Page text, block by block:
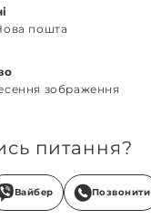
пошта
зображення
питання?
Вайбер Позвонити